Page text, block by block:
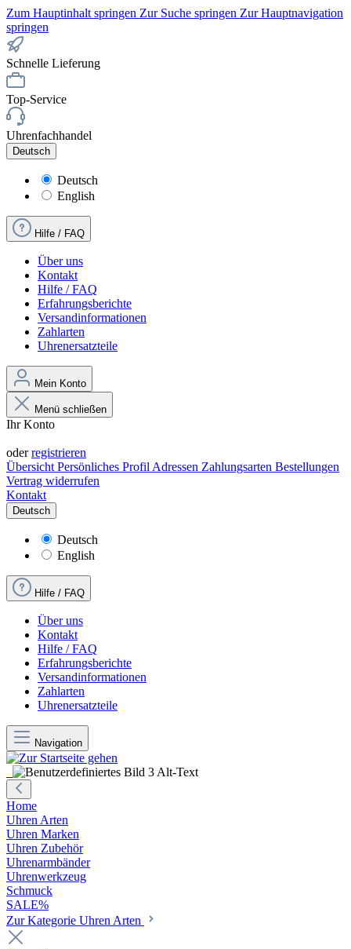
Zum Hauptinhalt springen Zur Suche springen Zur Hauptnavigation
springen
Schnelle Lieferung
Top-Service
Uhrenfachhandel
Deutsch
Deutsch
English
Hilfe / FAQ
Über uns
Kontakt
Hilfe / FAQ
Erfahrungsberichte
Versandinformationen
Zahlarten
Uhrenersatzteile
Mein Konto
Menü schließen
Ihr Konto
oderregistrieren
Übersicht Persönliches Profil Adressen Zahlungsarten Bestellungen
Vertrag widerrufen
Kontakt
Deutsch
Deutsch
English
Hilfe / FAQ
Über uns
Kontakt
Hilfe / FAQ
Erfahrungsberichte
Versandinformationen
Zahlarten
Uhrenersatzteile
Navigation
Home
Uhren Arten
Uhren Marken
Uhren Zubehör
Uhrenarmbänder
Uhrenwerkzeug
Schmuck
SALE%
Zur Kategorie Uhren Arten